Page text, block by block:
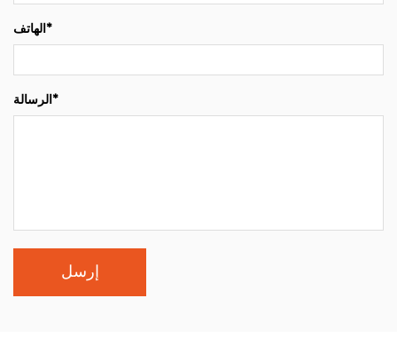
الهاتف*
الرسالة*